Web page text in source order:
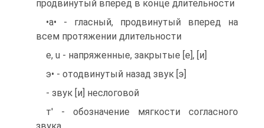
продвинутый вперед в конце длительности
•а• - гласный, продвинутый вперед на
всем протяжении длительности
e, u - напряженные, закрытые [е], [и]
э• - отодвинутый назад звук [э]
- звук [и] неслоговой
т' - обозначение мягкости согласного